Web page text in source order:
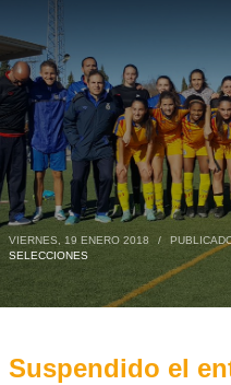
VIERNES, 19 ENERO 2018 /
SELECCIONES
Suspendido el